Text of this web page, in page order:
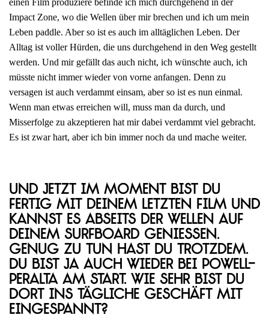
einen Film produziere befinde ich mich durchgehend in der
Impact Zone, wo die Wellen über mir brechen und ich um mein
Leben paddle. Aber so ist es auch im alltäglichen Leben. Der
Alltag ist voller Hürden, die uns durchgehend in den Weg gestellt
werden. Und mir gefällt das auch nicht, ich wünschte auch, ich
müsste nicht immer wieder von vorne anfangen. Denn zu
versagen ist auch verdammt einsam, aber so ist es nun einmal.
Wenn man etwas erreichen will, muss man da durch, und
Misserfolge zu akzeptieren hat mir dabei verdammt viel gebracht.
Es ist zwar hart, aber ich bin immer noch da und mache weiter.
Und jetzt im Moment bist du
fertig mit deinem letzten Film und
kannst es abseits der Wellen auf
deinem Surfboard genießen.
Genug zu tun hast du trotzdem.
Du bist ja auch wieder bei Powell-
Peralta am Start. Wie sehr bist du
dort ins tägliche Geschäft mit
eingespannt?